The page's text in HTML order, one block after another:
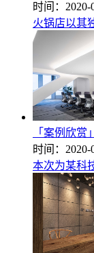
时间：2020-
火锅店以其
「案例欣
时间：2020-
本次为某科